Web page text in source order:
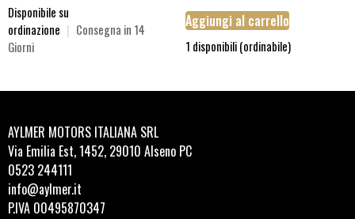
Disponibile su
ordinazione | Consegna in 14
Giorni
Aggiungi al carrello
1 disponibili (ordinabile)
AYLMER MOTORS ITALIANA SRL
Via Emilia Est, 1452, 29010 Alseno PC
0523 244111
info@aylmer.it
P.IVA 00495870347